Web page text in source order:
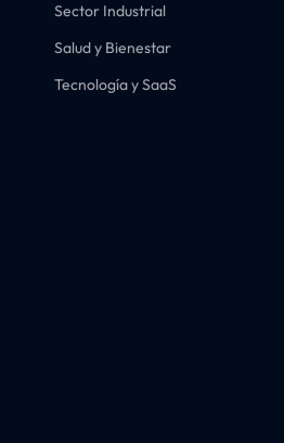
Sector Industrial
Salud y Bienestar
Tecnología y SaaS